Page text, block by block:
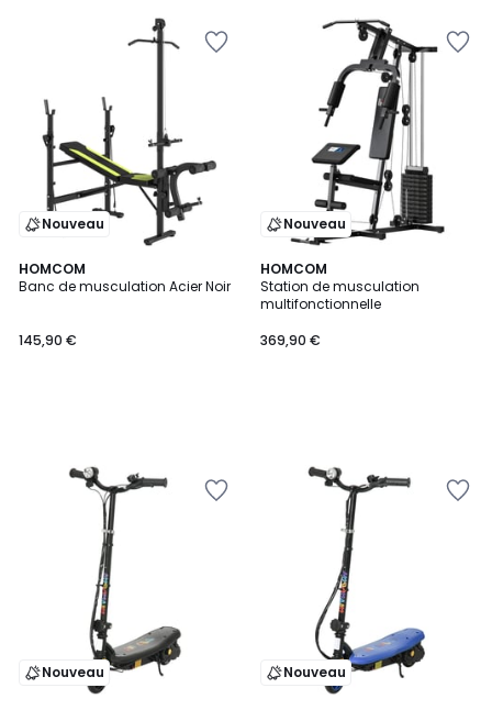
Nouveau
HOMCOM
Banc de musculation Acier Noir
145,90 €
Nouveau
HOMCOM
Station de musculation
multifonctionnelle
369,90 €
Nouveau Nouveau